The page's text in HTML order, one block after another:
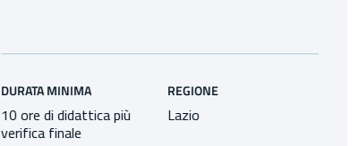
DURATA MINIMA
10 ore di didattica più
verifica finale
REGIONE
Lazio